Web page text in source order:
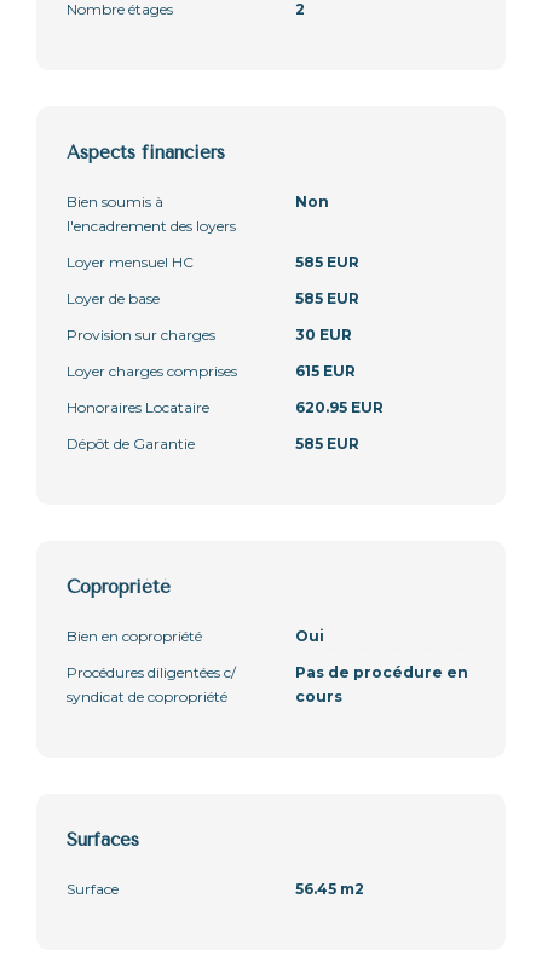
Nombre étages 2
Aspects financiers
Bien soumis à
l'encadrement des loyers
Non
Loyer mensuel HC
585 EUR
Loyer de base
585 EUR
Provision sur charges
30 EUR
Loyer charges comprises
615 EUR
Honoraires Locataire
620.95 EUR
Dépôt de Garantie
585 EUR
Copropriété
Bien en copropriété
Oui
Procédures diligentées c/
syndicat de copropriété
Pas de procédure en
cours
Surfaces
Surface 56.45 m2